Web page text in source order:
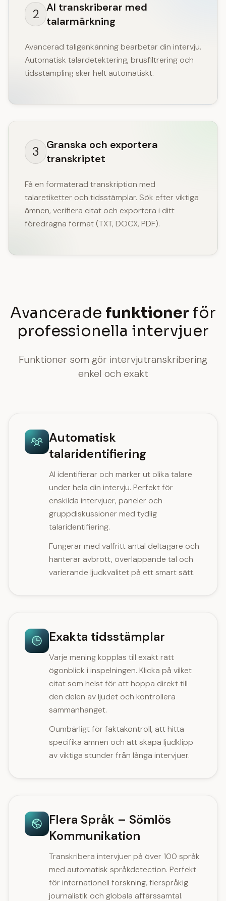
2 AI transkriberar med
talarmärkning
Avancerad taligenkänning bearbetar din intervju.
Automatisk talardetektering, brusfiltrering och
tidsstämpling sker helt automatiskt.
3
Granska och exportera
transkriptet
Få en formaterad transkription med
talaretiketter och tidsstämplar. Sök efter viktiga
ämnen, verifiera citat och exportera i ditt
föredragna format (TXT, DOCX, PDF).
Avancerade funktioner för
professionella intervjuer
Funktioner som gör intervjutranskribering
enkel och exakt
Automatisk
talaridentifiering
AI identifierar och märker ut olika talare
under hela din intervju. Perfekt för
enskilda intervjuer, paneler och
gruppdiskussioner med tydlig
talaridentifiering.
Fungerar med valfritt antal deltagare och
hanterar avbrott, överlappande tal och
varierande ljudkvalitet på ett smart sätt.
Exakta tidsstämplar
Varje mening kopplas till exakt rätt
ögonblick i inspelningen. Klicka på vilket
citat som helst för att hoppa direkt till
den delen av ljudet och kontrollera
sammanhanget.
Oumbärligt för faktakontroll, att hitta
specifika ämnen och att skapa ljudklipp
av viktiga stunder från långa intervjuer.
Flera Språk – Sömlös
Kommunikation
Transkribera intervjuer på över 100 språk
med automatisk språkdetection. Perfekt
för internationell forskning, flerspråkig
journalistik och globala affärssamtal.